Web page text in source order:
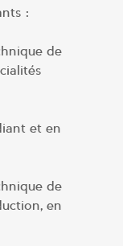
:
de
–
et en
de
en